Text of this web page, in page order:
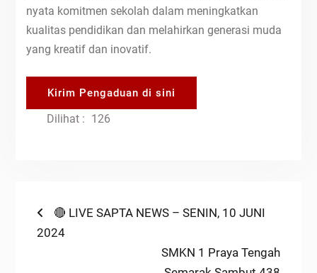
nyata komitmen sekolah dalam meningkatkan
kualitas pendidikan dan melahirkan generasi muda
yang kreatif dan inovatif.
Kirim Pengaduan di sini
Dilihat : 126
Post
navigation
Previous
post:
🔴 LIVE SAPTA NEWS – SENIN, 10 JUNI
2024
Next
SMKN 1 Praya Tengah